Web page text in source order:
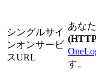
シングルサイ
ンオンサービ
スURL
あな
す。